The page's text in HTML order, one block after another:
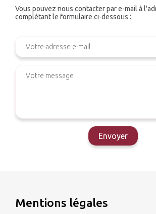
Vous pouvez nous contacter par e-mail à
complétant le formulaire ci-dessous :
Envoyer
Mentions légales